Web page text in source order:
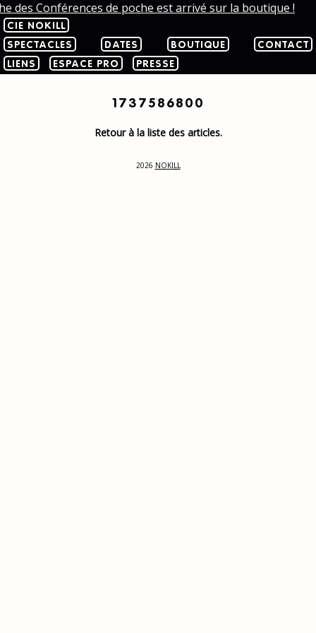
des Conférences de poche est arrivé sur la boutique !
CIE NOKILL
SPECTACLES
DATES BOUTIQUE
CONTACT
LIENS
ESPACE PRO PRESSE
1737586800
Retour à la liste des articles.
2026 NOKILL